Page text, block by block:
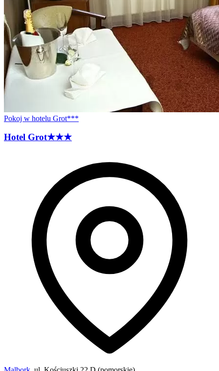
Pokoj w hotelu Grot***
Hotel Grot★★★